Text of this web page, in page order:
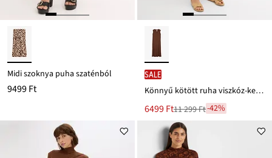
Midi szoknya puha szaténból
9499 Ft
SALE
Könnyű kötött ruha viszkóz-keverékből
Új
6499 Ft
Leárazva
11 299 Ft
11 299 Ft-42%